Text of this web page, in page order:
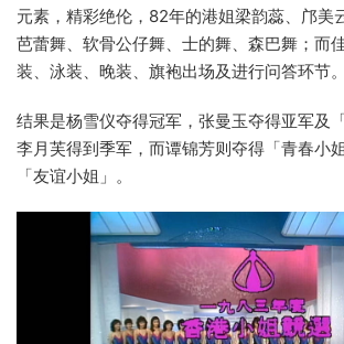
元素，精彩绝伦，82年的港姐梁韵蕊、邝美
芭蕾舞、软骨公仔舞、士的舞、森巴舞；而
装、泳装、晚装、旗袍出场及进行问答环节。
结果是杨雪仪夺得冠军，张曼玉夺得亚军及
李月芙得到季军，而谭锦芳则夺得「青春小
「友谊小姐」。